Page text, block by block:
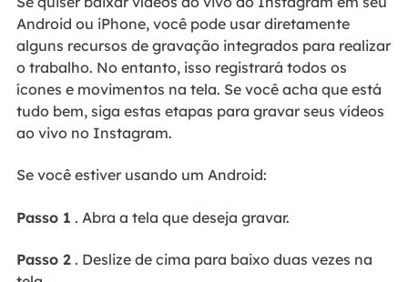
Android ou iPhone, você pode usar diretamente
alguns recursos de gravação integrados para realizar
o trabalho. No entanto, isso registrará todos os
ícones e movimentos na tela. Se você acha que está
tudo bem, siga estas etapas para gravar seus vídeos
ao vivo no Instagram.
Se você estiver usando um Android:
Passo 1 . Abra a tela que deseja gravar.
Passo 2. Deslize de cima para baixo duas vezes na